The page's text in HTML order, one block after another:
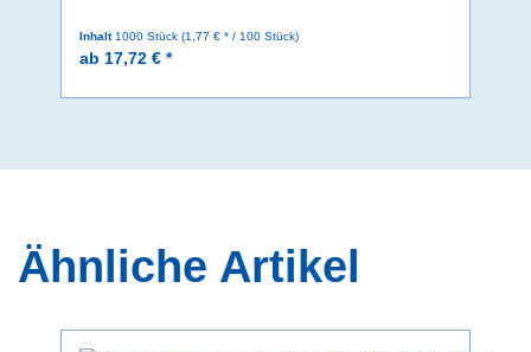
Inhalt 1000 Stück (1,77 € * / 100 Stück)
ab 17,72 € *
Ähnliche Artikel